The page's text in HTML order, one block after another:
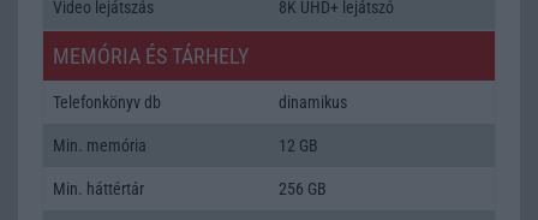
Video lejátszás 8K UHD+ lejátszó
MEMÓRIA ÉS TÁRHELY
Telefonkönyv db dinamikus
Min. memória 12 GB
Min. háttértár 256 GB